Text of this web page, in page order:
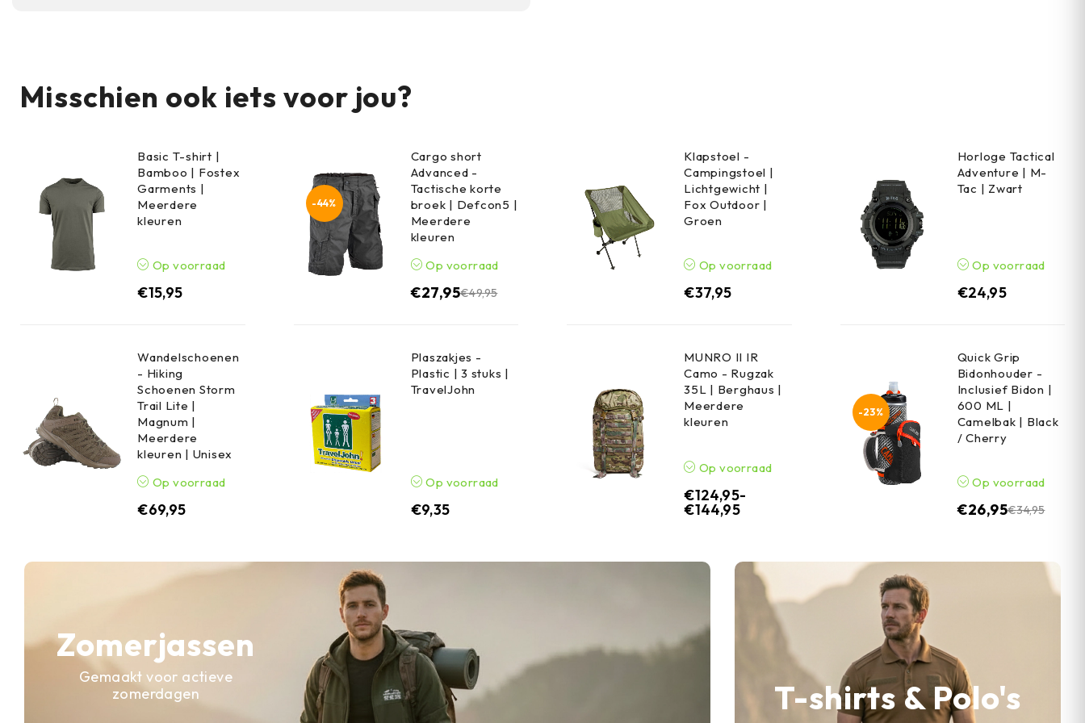
Misschien ook iets voor jou?
Basic T-shirt |
Bamboo | Fostex
Garments |
Meerdere
kleuren
Op voorraad
€15,95
-44%
Cargo short
Advanced -
Tactische korte
broek | Defcon5 |
Meerdere
kleuren
Op voorraad
€49,95
€27,95
Klapstoel -
Campingstoel |
Lichtgewicht |
Fox Outdoor |
Groen
Op voorraad
€37,95
Horloge Tactical
Adventure | M-
Tac | Zwart
Op voorraad
€24,95
Wandelschoenen
- Hiking
Schoenen Storm
Trail Lite |
Magnum |
Meerdere
kleuren | Unisex
Op voorraad
€69,95
Plaszakjes -
Plastic | 3 stuks |
TravelJohn
Op voorraad
€9,35
MUNRO II IR
Camo - Rugzak
35L | Berghaus |
Meerdere
kleuren
Op voorraad
€124,95-
€144,95
-23%
Quick Grip
Bidonhouder -
Inclusief Bidon |
600 ML |
Camelbak | Black
/ Cherry
Op voorraad
€34,95
€26,95
Zomerjassen
Gemaakt voor actieve
zomerdagen
T-shirts & Polo's